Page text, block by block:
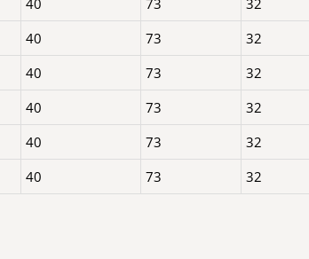
40 73 32
40 73 32
40 73 32
40 73 32
40 73 32
40 73 32